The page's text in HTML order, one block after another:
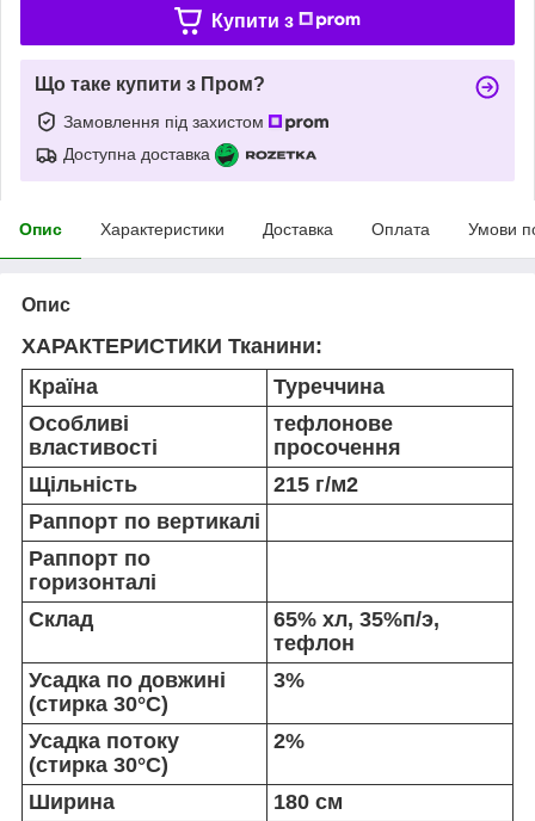
Купити з
Що таке купити з Пром?
Замовлення під захистом
Доступна доставка
Опис Характеристики Доставка Оплата Умови
Опис
ХАРАКТЕРИСТИКИ Тканини:
Країна
Туреччина
Особливі
властивості
тефлонове
просочення
Щільність
215 г/м2
Раппорт по вертикалі
Раппорт по
горизонталі
Склад
65% хл, 35%п/э,
тефлон
Усадка по довжині
(стирка 30°C)
3%
Усадка потоку
(стирка 30°C)
2%
Ширина 180 см